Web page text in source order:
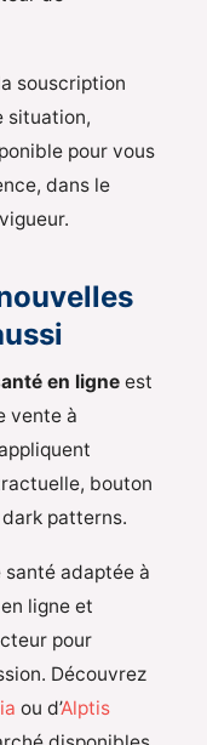
souscription
situation,
pour vous
dans le
en ligne est
vente à
bouton
patterns.
adaptée à
ligne et
pour
Découvrez
ou d’Alptis